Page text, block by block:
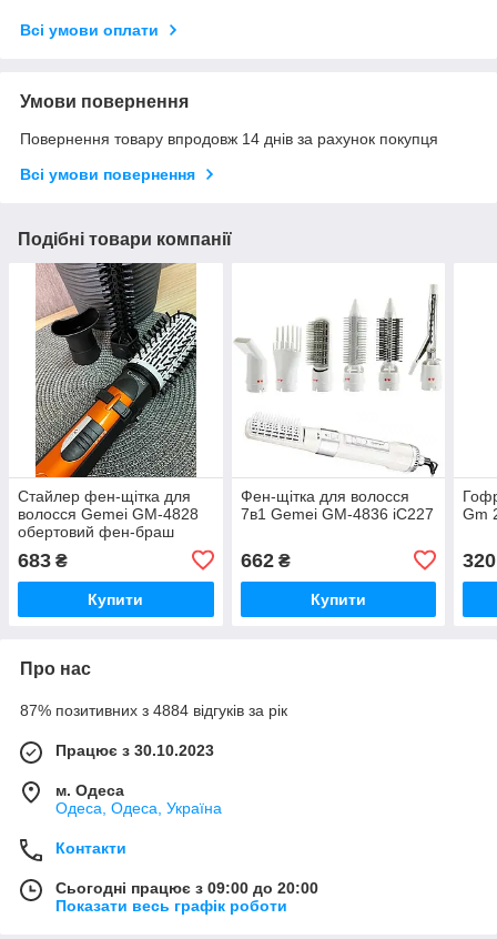
Всі умови оплати
Умови повернення
Повернення товару впродовж 14 днів за рахунок покупця
Всі умови повернення
Подібні товари компанії
Стайлер фен-щітка для
волосся Gemei GM-4828
обертовий фен-браш
683 ₴
Купити
Фен-щітка для волосся
7в1 Gemei GM-4836 iC227
662₴
Купити
Gm
320
Про нас
87% позитивних з 4884 відгуків за рік
Працює з 30.10.2023
м. Одеса
Одеса, Одеса, Україна
Контакти
Сьогодні працює з 09:00 до 20:00
Показати весь графік роботи